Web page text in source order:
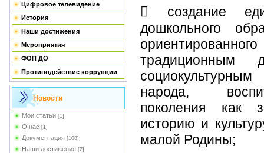
Цифровое телевидение
История
Наши достижения
Мероприятия
ФОП ДО
Противодействие коррупции
Новости
Мои статьи [1]
О нас [1]
Документация [108]
Наши достижения [2]
 создание
дошкольного
традиционным
народа,
поколения как
историю и
малой Родины;